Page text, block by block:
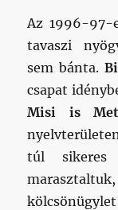
Az 1996-97-
tavaszi
sem bánta.
csapat
Misi is
túl sikeres